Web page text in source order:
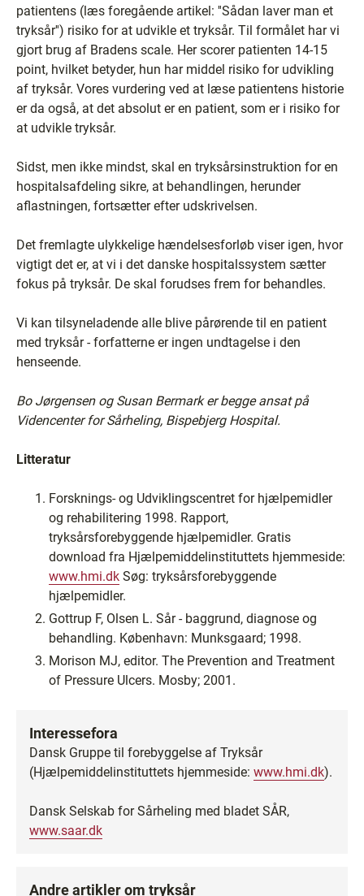
patientens (læs foregående artikel: ''Sådan laver man et
tryksår'') risiko for at udvikle et tryksår. Til formålet har vi
gjort brug af Bradens scale. Her scorer patienten 14-15
point, hvilket betyder, hun har middel risiko for udvikling
af tryksår. Vores vurdering ved at læse patientens historie
er da også, at det absolut er en patient, som er i risiko for
at udvikle tryksår.
Sidst, men ikke mindst, skal en tryksårsinstruktion for en
hospitalsafdeling sikre, at behandlingen, herunder
aflastningen, fortsætter efter udskrivelsen.
Det fremlagte ulykkelige hændelsesforløb viser igen, hvor
vigtigt det er, at vi i det danske hospitalssystem sætter
fokus på tryksår. De skal forudses frem for behandles.
Vi kan tilsyneladende alle blive pårørende til en patient
med tryksår - forfatterne er ingen undtagelse i den
henseende.
Bo Jørgensen og Susan Bermark er begge ansat på
Videncenter for Sårheling, Bispebjerg Hospital.
Litteratur
Forsknings- og Udviklingscentret for hjælpemidler
og rehabilitering 1998. Rapport,
tryksårsforebyggende hjælpemidler. Gratis
download fra Hjælpemiddelinstituttets hjemmeside:
www.hmi.dk Søg: tryksårsforebyggende
hjælpemidler.
Gottrup F, Olsen L. Sår - baggrund, diagnose og
behandling. København: Munksgaard; 1998.
Morison MJ, editor. The Prevention and Treatment
of Pressure Ulcers. Mosby; 2001.
Interessefora
Dansk Gruppe til forebyggelse af Tryksår
(Hjælpemiddelinstituttets hjemmeside: www.hmi.dk).
Dansk Selskab for Sårheling med bladet SÅR,
www.saar.dk
Andre artikler om tryksår